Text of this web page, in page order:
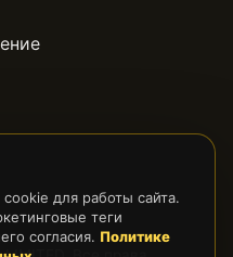
для работы сайта.
теги
согласия. Политике